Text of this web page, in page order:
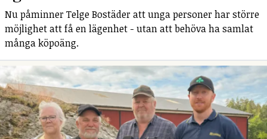
Nu påminner Telge Bostäder att unga personer har större
möjlighet att få en lägenhet - utan att behöva ha samlat
många köpoäng.